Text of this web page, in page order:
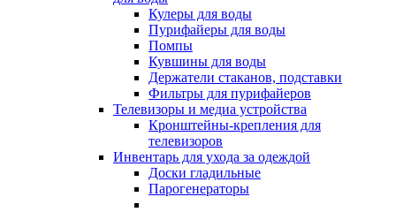
Кулеры для воды
Пурифайеры для воды
Помпы
Кувшины для воды
Держатели стаканов, подставки
Фильтры для пурифайеров
Телевизоры и медиа устройства
Кронштейны-крепления для
телевизоров
Инвентарь для ухода за одеждой
Доски гладильные
Парогенераторы